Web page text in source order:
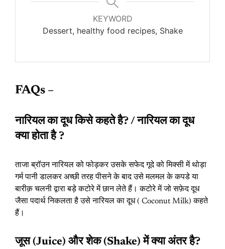
KEYWORD
Dessert, healthy food recipes, Shake
FAQs –
नारियल का दूध किसे कहते है? / नारियल का दूध
क्या होता है ?
ताजा ब्रॉउन नारियल को फोड़कर उसके सफेद गूदे को मिक्सी में थोड़ा
गर्म पानी डालकर अच्छी तरह पीसने के बाद उसे मलमल के कपडे या
बारीक़ चलनी द्वारा बड़े कटोरे में छान लेते हैं। कटोरे में जो सफ़ेद दूध
जैसा पदार्थ निकलता है उसे नारियल का दूध ( Coconut Milk) कहते
हैं।
जूस (Juice) और शेक (Shake) में क्या अंतर है?